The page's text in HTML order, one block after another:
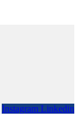
Instagram Linkedin